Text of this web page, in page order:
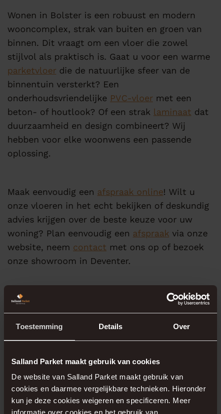
Toestemming Details Over
Salland Parket maakt gebruik van cookies
De website van Salland Parket maakt gebruik van
cookies en daarmee vergelijkbare technieken. Hieronder
kun je deze cookies weigeren en specificeren. Meer
informatie over cookies en het gebruik van
Wonen in Bolster is een robuust en modern
wooncomplex, strak van buiten en groen van
binnen. Dit vraagt om een vloer die zowel
stijlvol als praktisch is. Gaat u voor een warme
parketvloer die de natuurlijke sfeer van de
binnentuin versterkt? Een
onderhoudsvriendelijke PVC-vloer met een
beton- of houtlook? Of een strak laminaat dat
duurzaamheid en design combineert? Wij
hebben voor elke woonwens een passende
oplossing.
Maak eenvoudig een afspraak online! Wilt u
onze vloeren in het echt bekijken of deskundig
advies krijgen over de beste keuze voor uw
woning? Plan eenvoudig een afspraak via onze
website, neem contact met ons op of bezoek
onze showroom in Deventer.
Maak van uw nieuwe
woning inWonen in
plek waar stijl,
comfort en